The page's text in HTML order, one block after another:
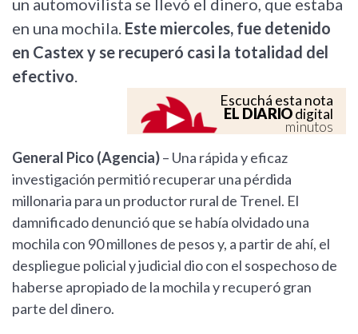
un automovilista se llevó el dinero, que estaba
en una mochila. Este miercoles, fue detenido
en Castex y se recuperó casi la totalidad del
efectivo.
Escuchá esta nota
EL DIARIOdigital
minutos
General Pico (Agencia)– Una rápida y eficaz
investigación permitió recuperar una pérdida
millonaria para un productor rural de Trenel. El
damnificado denunció que se había olvidado una
mochila con 90 millones de pesos y, a partir de ahí, el
despliegue policial y judicial dio con el sospechoso de
haberse apropiado de la mochila y recuperó gran
parte del dinero.